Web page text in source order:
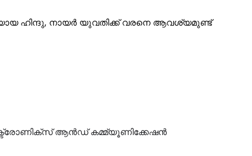
ഹിന്ദു, നായർ യുവതിക്ക് വരനെ ആവശ്യമുണ്ട്
ആൻഡ് കമ്മ്യൂണിക്കേഷൻ